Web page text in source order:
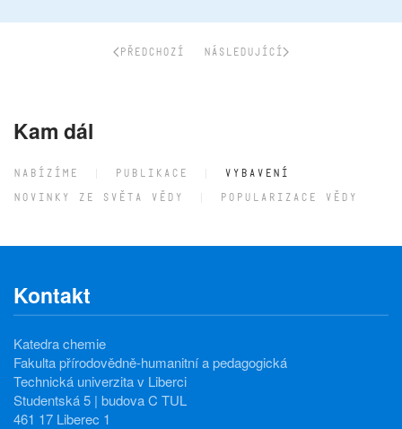
PŘEDCHOZÍ NÁSLEDUJÍCÍ
Kam dál
NABÍZÍME PUBLIKACE
VYBAVENÍ
NOVINKY ZE SVĚTA VĚDY
POPULARIZACE VĚDY
Kontakt
Katedra chemie
Fakulta přírodovědně-humanitní a pedagogická
Technická univerzita v Liberci
Studentská 5 | budova C TUL
461 17 Liberec 1